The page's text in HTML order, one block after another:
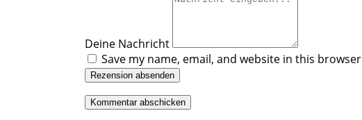
Deine Nachricht
Save my name, email, and website in this
Rezension absenden